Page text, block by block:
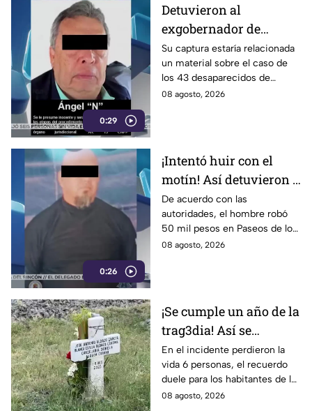
0:29
Detuvieron al
exgobernador de
Guerrero, Ángel
Aguirre Rivero
Su captura estaría relacionada
un material sobre el caso de
los 43 desaparecidos de
Ayotzinapa
08 agosto, 2026
0:26
¡Intentó huir con el
motín! Así detuvieron a
un presunto
responsable de asaltar
a su víctima en León
De acuerdo con las
autoridades, el hombre robó
50 mil pesos en Paseos de los
Insurgentes
08 agosto, 2026
¡Se cumple un año de la
trag3dia! Así se
recuerda el fuerte
accidente de un tren en
Irapuato
En el incidente perdieron la
vida 6 personas, el recuerdo
duele para los habitantes de la
localidad.
08 agosto, 2026